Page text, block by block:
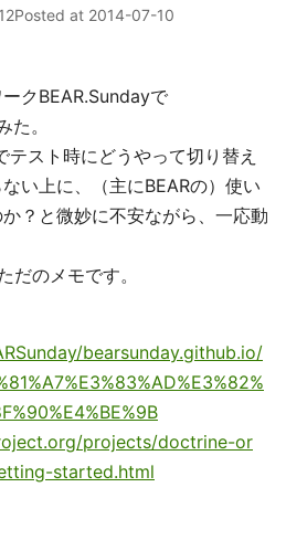
Posted at 2014-07-10
クBEAR.Sundayで
。
スト時にどうやって切り替え
い上に、（主にBEARの）使い
？と微妙に不安ながら、一応動
だのメモです。
bearsunday.github.io/
projects/doctrine-or
started.html